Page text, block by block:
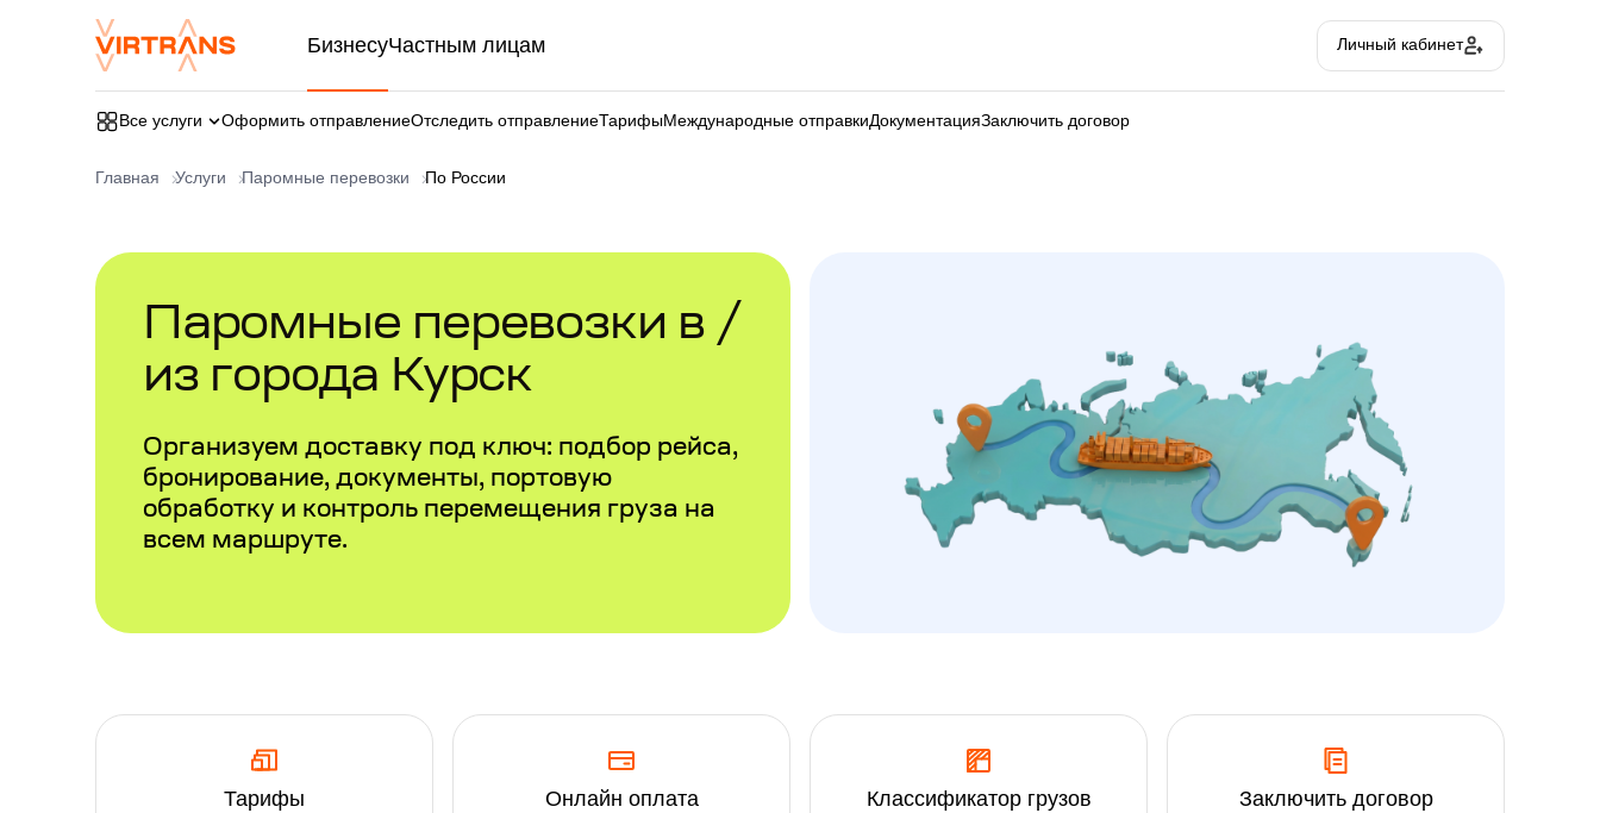
БизнесуЧастным лицам Личный кабинет
Все услуги Оформить отправлениеОтследить отправлениеТарифыМеждународные отправкиДокументацияЗаключить договор
Главная Услуги Паромные перевозки По России
Паромные перевозки в /
из города Курск
Организуем доставку под ключ: подбор рейса,
бронирование, документы, портовую
обработку и контроль перемещения груза на
всем маршруте.
Тарифы Онлайн оплата Классификатор грузов Заключить договор